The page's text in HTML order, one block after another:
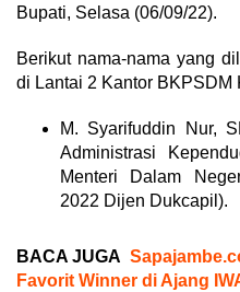
Bupati, Selasa (06/09/22).
Berikut nama-nama yang
di Lantai 2 Kantor BKPSDM
M. Syarifuddin Nur,
Administrasi
Menteri Dalam
2022 Dijen Dukcapil).
BACA JUGA
Favorit Winner di Ajang